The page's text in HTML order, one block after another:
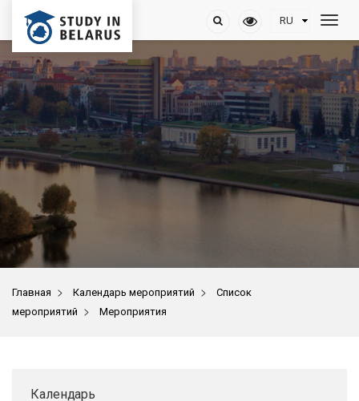
Главная > Календарь мероприятий >
Список
мероприятий > Мероприятия
Календарь